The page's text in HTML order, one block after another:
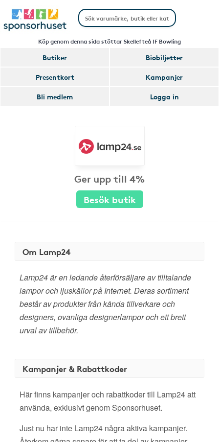
Köp genom denna sida stöttar Skellefteå IF Bowling
Butiker
Biobiljetter
Presentkort
Kampanjer
Bli medlem
Logga in
Ger upp till 4%
Besök butik
Om Lamp24
Lamp24 är en ledande återförsäljare av tilltalande
lampor och ljuskällor på Internet. Deras sortiment
består av produkter från kända tillverkare och
designers, ovanliga designerlampor och ett brett
urval av tillbehör.
Kampanjer & Rabattkoder
Här finns kampanjer och rabattkoder till Lamp24 att
använda, exklusivt genom Sponsorhuset.
Just nu har inte Lamp24 några aktiva kampanjer.